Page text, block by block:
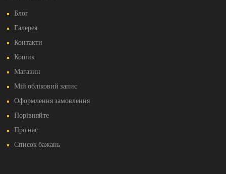
Блог
Галерея
Контакти
Кошик
Магазин
Мій обліковий запис
Оформлення замовлення
Порівняйте
Про нас
Список бажань